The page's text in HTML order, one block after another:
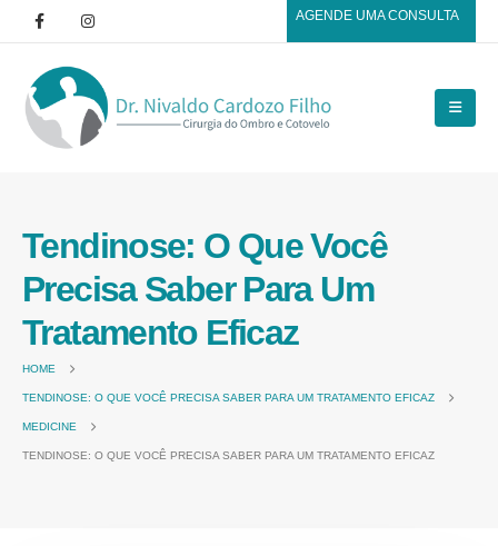
AGENDE UMA CONSULTA
Tendinose: O Que Você
Precisa Saber Para Um
Tratamento Eficaz
HOME
TENDINOSE: O QUE VOCÊ PRECISA SABER PARA UM TRATAMENTO EFICAZ
MEDICINE
TENDINOSE: O QUE VOCÊ PRECISA SABER PARA UM TRATAMENTO EFICAZ